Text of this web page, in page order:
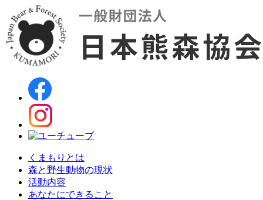
くまもりとは
森と野生動物の現状
活動内容
あなたにできること